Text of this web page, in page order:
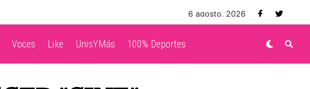
6 agosto, 2026
Voces Like UnisYMás 100% Deportes